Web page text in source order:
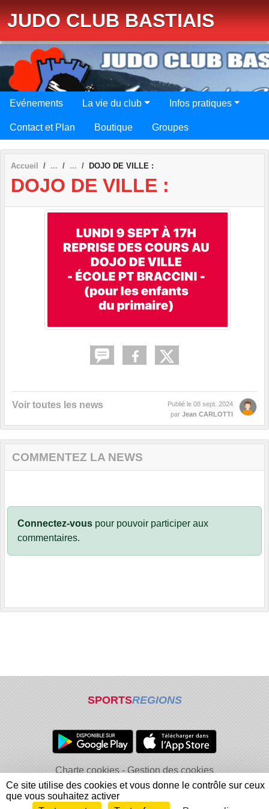
JUDO CLUB BASTIAIS
Evénements La vie du club Infos pratiques
Contact et Plan Boutique Groupes
Accueil DOJO DE VILLE :
DOJO DE VILLE :
Voir toutes les news Publié le 08 sept. 2024
par Jean CARLOTTI
COMMENTEZ LA NEWS
Connectez-vous pour pouvoir participer aux
commentaires.
SPORTSREGIONS
Charte cookies
Gestion des cookies
Informations légales
Signaler un contenu inapproprié
Ce site utilise des cookies et vous donne le contrôle sur ceux
que vous souhaitez activer